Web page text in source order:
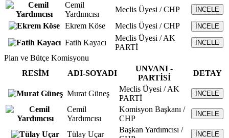
Cemil
Yardımcısı
Meclis Üyesi / CHP İNCELE
Ekrem Köse Meclis Üyesi / CHP İNCELE
Fatih Kayacı
Meclis Üyesi / AK
PARTİ
İNCELE
Plan ve Bütçe Komisyonu
RESİM
ADI-SOYADI
UNVANI -
PARTİSİ
DETAY
Murat Güneş
Meclis Üyesi / AK
PARTİ
İNCELE
Cemil
Yardımcısı
Komisyon Başkanı /
CHP
İNCELE
Tülay Uçar
Başkan Yardımcısı /
İNCELE